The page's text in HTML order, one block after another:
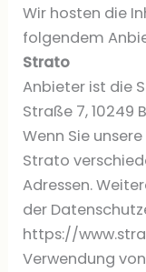
Wir hosten die
folgendem
Strato
Anbieter ist die
Straße 7, 10249
Wenn Sie
Strato
Adressen.
der
https://
Verwendung